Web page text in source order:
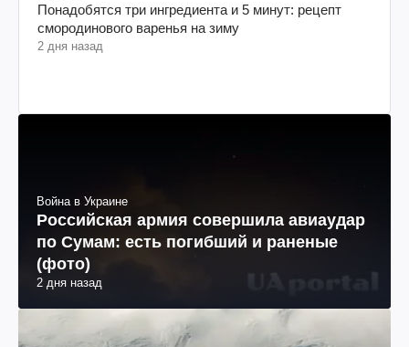
Понадобятся три ингредиента и 5 минут: рецепт
смородинового варенья на зиму
2 дня назад
Война в Украине
Российская армия совершила авиаудар
по Сумам: есть погибший и раненые
(фото)
2 дня назад